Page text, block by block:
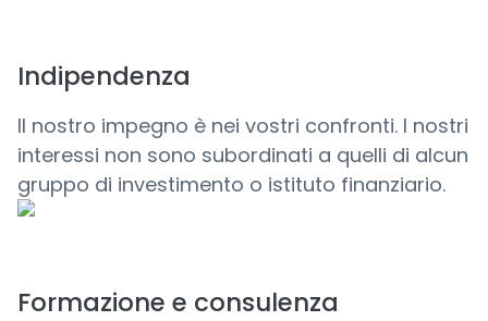
Indipendenza
Il nostro impegno è nei vostri confronti. I nostri
interessi non sono subordinati a quelli di alcun
gruppo di investimento o istituto finanziario.
Formazione e consulenza